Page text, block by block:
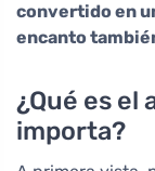
convertido en
encanto
¿Qué es el
importa?